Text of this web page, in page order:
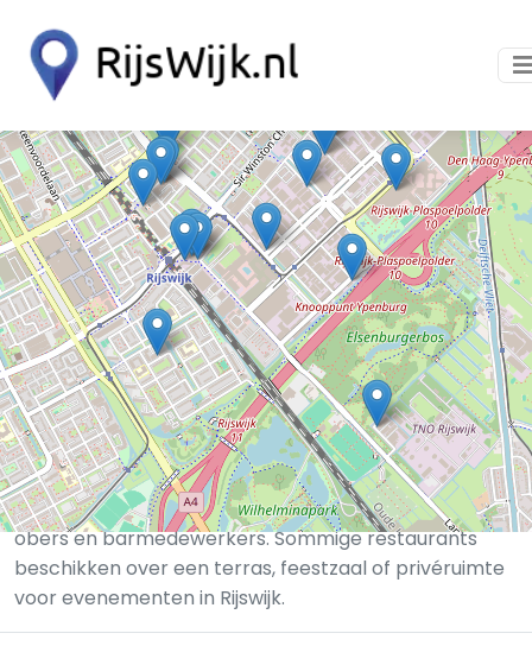
Restaurants in Rijswijk
85resultaten · Pagina 1
Restaurants in Rijswijk serveren maaltijden en
dranken voor consumptie ter plaatse,
afhaalmaaltijden of bezorging. Het aanbod varieert
van à la carte, dagmenu's, buffetten en lunches tot
dinerdiensten en groepsarrangementen. Gangbare
keukenstijlen zijn Nederlandse, Italiaanse, Aziatische,
Mediterrane en Indische keuken. Werkzaamheden
omvatten koken, bakken, grillen, frituren, mise en
place, gardering en bediening. Personeel bestaat
doorgaans uit chefs, souschefs, keukenmedewerkers,
obers en barmedewerkers. Sommige restaurants
beschikken over een terras, feestzaal of privéruimte
voor evenementen in Rijswijk.
+
−